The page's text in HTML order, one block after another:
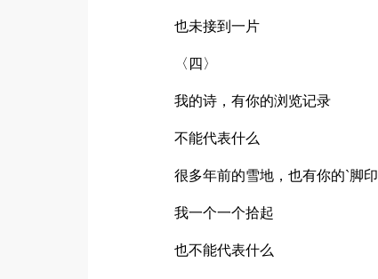
也未接到一片
〈四〉
我的诗，有你的浏览记录
不能代表什么
很多年前的雪地，也有你的`脚印
我一个一个拾起
也不能代表什么